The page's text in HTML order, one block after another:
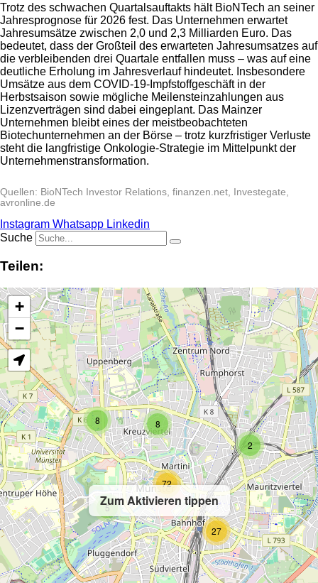
Trotz des schwachen Quartalsauftakts hält BioNTech an seiner
Jahresprognose für 2026 fest. Das Unternehmen erwartet
Jahresumsätze zwischen 2,0 und 2,3 Milliarden Euro. Das
bedeutet, dass der Großteil des erwarteten Jahresumsatzes auf
die verbleibenden drei Quartale entfallen muss – was auf eine
deutliche Erholung im Jahresverlauf hindeutet. Insbesondere
Umsätze aus dem COVID-19-Impfstoffgeschäft in der
Herbstsaison sowie mögliche Meilensteinzahlungen aus
Lizenzverträgen sind dabei eingeplant. Das Mainzer
Unternehmen bleibt eines der meistbeobachteten
Biotechunternehmen an der Börse – trotz kurzfristiger Verluste
steht die langfristige Onkologie-Strategie im Mittelpunkt der
Unternehmenstransformation.
Quellen: BioNTech Investor Relations, finanzen.net, Investegate,
avronline.de
Instagram Whatsapp Linkedin
Suche
Teilen:
Zum Aktivieren tippen
2
8 8
27
5
72
+
−